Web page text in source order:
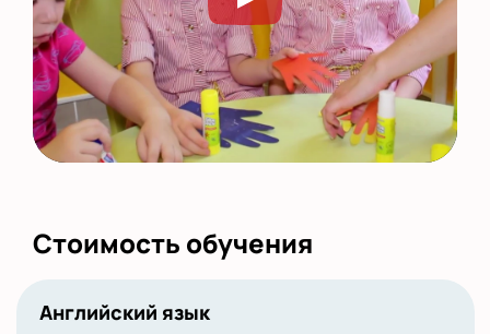
Стоимость обучения
Английский язык